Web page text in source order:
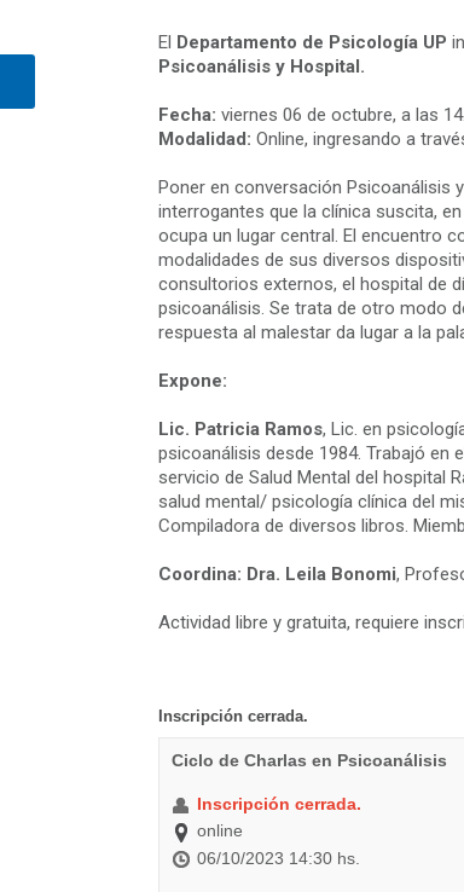
El Departamento de Psicología UP
Psicoanálisis y Hospital.
Fecha: viernes 06 de octubre, a las
Modalidad: Online, ingresando a
Poner en conversación Psicoanálisis
interrogantes que la clínica suscita,
ocupa un lugar central. El encuentro
modalidades de sus diversos
consultorios externos, el hospital de
psicoanálisis. Se trata de otro modo
respuesta al malestar da lugar a la
Expone:
Lic. Patricia Ramos, Lic. en
psicoanálisis desde 1984. Trabajó en
servicio de Salud Mental del hospital
salud mental/ psicología clínica del
Compiladora de diversos libros.
Coordina: Dra. Leila Bonomi,
Actividad libre y gratuita, requiere